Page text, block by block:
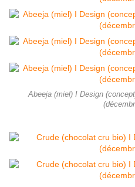
Abeeja (miel) I Design